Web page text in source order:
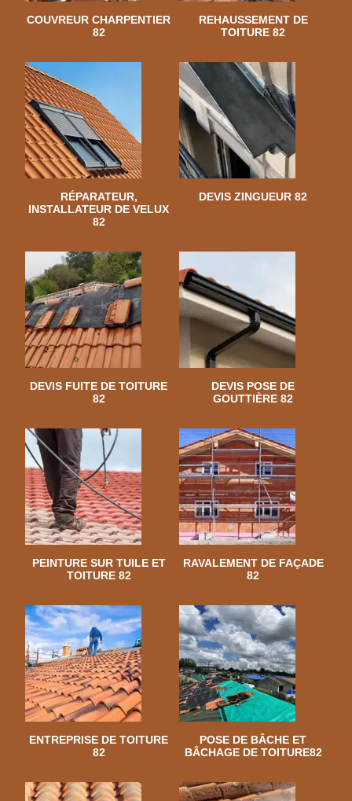
COUVREUR CHARPENTIER
82
REHAUSSEMENT DE
TOITURE 82
RÉPARATEUR,
INSTALLATEUR DE VELUX
82
DEVIS ZINGUEUR 82
DEVIS FUITE DE TOITURE
82
DEVIS POSE DE
GOUTTIÈRE 82
PEINTURE SUR TUILE ET
TOITURE 82
RAVALEMENT DE FAÇADE
82
ENTREPRISE DE TOITURE
82
POSE DE BÂCHE ET
BÂCHAGE DE TOITURE82